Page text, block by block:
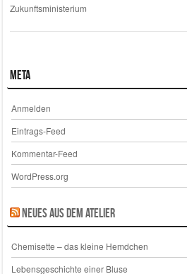
Zukunftsministerium
Meta
Anmelden
Eintrags-Feed
Kommentar-Feed
WordPress.org
Neues aus dem Atelier
Chemisette – das kleine Hemdchen
Lebensgeschichte einer Bluse